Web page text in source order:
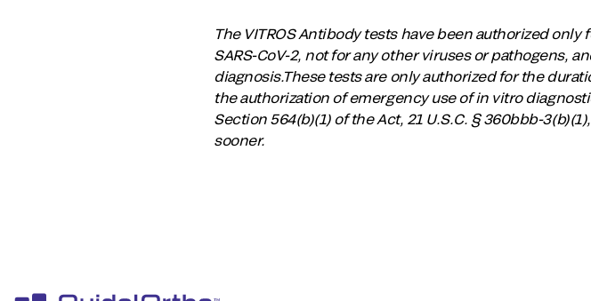
The VITROS Antibody tests have been authorized
SARS-CoV-2, not for any other viruses or pathogens,
diagnosis.These tests are only authorized for the
the authorization of emergency use of in vitro
Section 564(b)(1) of the Act, 21 U.S.C. § 360bbb-
sooner.